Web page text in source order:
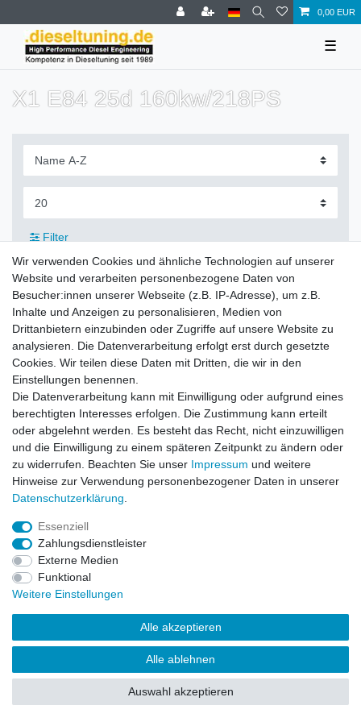
0,00 EUR
☰
X1 E84 25d 160kw/218PS
Filter
Zahlung und Versand
Daten­schutz­erklärung
Barrierefreiheitserklärung Widerrufs­recht
Vertrag widerrufen
© Copyright 2026 | Alle Rechte vorbehalten.
Wir verwenden Cookies und ähnliche Technologien auf unserer
Website und verarbeiten personenbezogene Daten von
Besucher:innen unserer Webseite (z.B. IP-Adresse), um z.B.
Inhalte und Anzeigen zu personalisieren, Medien von
Drittanbietern einzubinden oder Zugriffe auf unsere Website zu
analysieren. Die Datenverarbeitung erfolgt erst durch gesetzte
Cookies. Wir teilen diese Daten mit Dritten, die wir in den
Einstellungen benennen.
Die Datenverarbeitung kann mit Einwilligung oder aufgrund eines
berechtigten Interesses erfolgen. Die Zustimmung kann erteilt
oder abgelehnt werden. Es besteht das Recht, nicht einzuwilligen
und die Einwilligung zu einem späteren Zeitpunkt zu ändern oder
zu widerrufen. Beachten Sie unser Impressum und weitere
Hinweise zur Verwendung personenbezogener Daten in unserer
Daten­schutz­erklärung
Essenziell
Zahlungsdienstleister
Externe Medien
Funktional
Weitere Einstellungen
Alle akzeptieren
Alle ablehnen
Auswahl akzeptieren